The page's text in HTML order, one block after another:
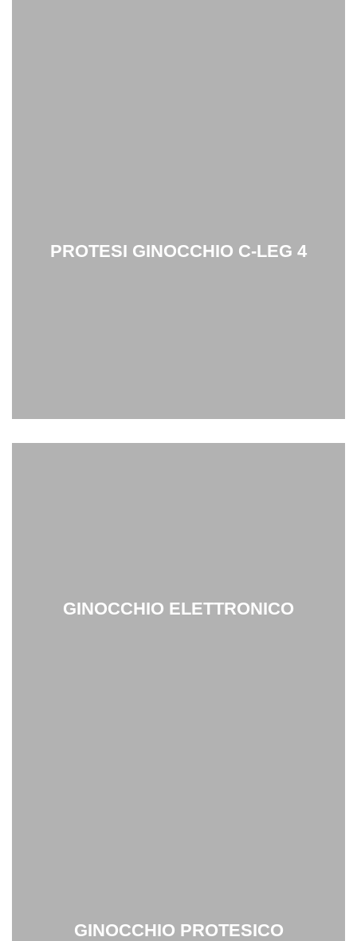
PROTESI GINOCCHIO C-LEG 4
GINOCCHIO ELETTRONICO
GINOCCHIO PROTESICO